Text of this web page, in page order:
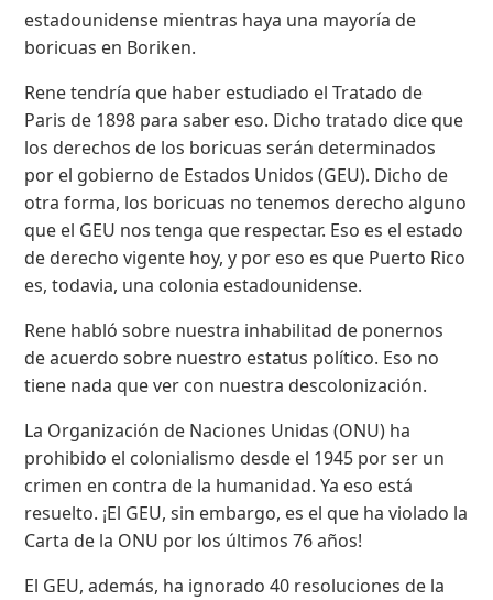
estadounidense mientras haya una mayoría de
boricuas en Boriken.
Rene tendría que haber estudiado el Tratado de
Paris de 1898 para saber eso. Dicho tratado dice que
los derechos de los boricuas serán determinados
por el gobierno de Estados Unidos (GEU). Dicho de
otra forma, los boricuas no tenemos derecho alguno
que el GEU nos tenga que respectar. Eso es el estado
de derecho vigente hoy, y por eso es que Puerto Rico
es, todavia, una colonia estadounidense.
Rene habló sobre nuestra inhabilitad de ponernos
de acuerdo sobre nuestro estatus político. Eso no
tiene nada que ver con nuestra descolonización.
La Organización de Naciones Unidas (ONU) ha
prohibido el colonialismo desde el 1945 por ser un
crimen en contra de la humanidad. Ya eso está
resuelto. ¡El GEU, sin embargo, es el que ha violado la
Carta de la ONU por los últimos 76 años!
El GEU, además, ha ignorado 40 resoluciones de la